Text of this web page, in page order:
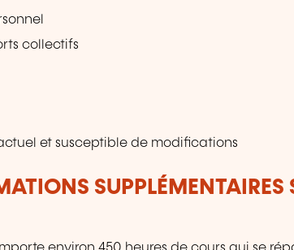
collectifs
et susceptible de modifications
SUPPLÉMENTAIRES